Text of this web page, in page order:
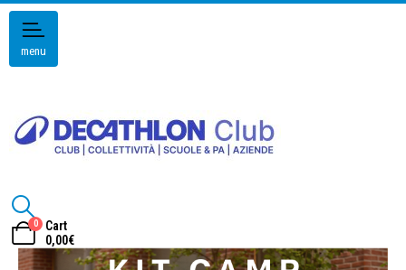
menu
0
Cart
0,00€